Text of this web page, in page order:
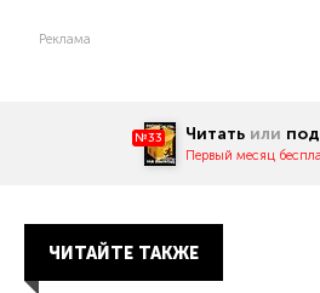
Реклама
№33 Читать или
Первый месяц
ЧИТАЙТЕ ТАКЖЕ